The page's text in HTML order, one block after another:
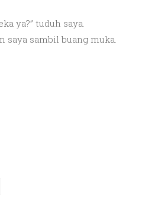
ya?” tuduh saya.
saya sambil buang muka.